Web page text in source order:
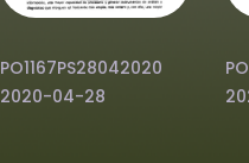
PO1167PS28042020
2020-04-28